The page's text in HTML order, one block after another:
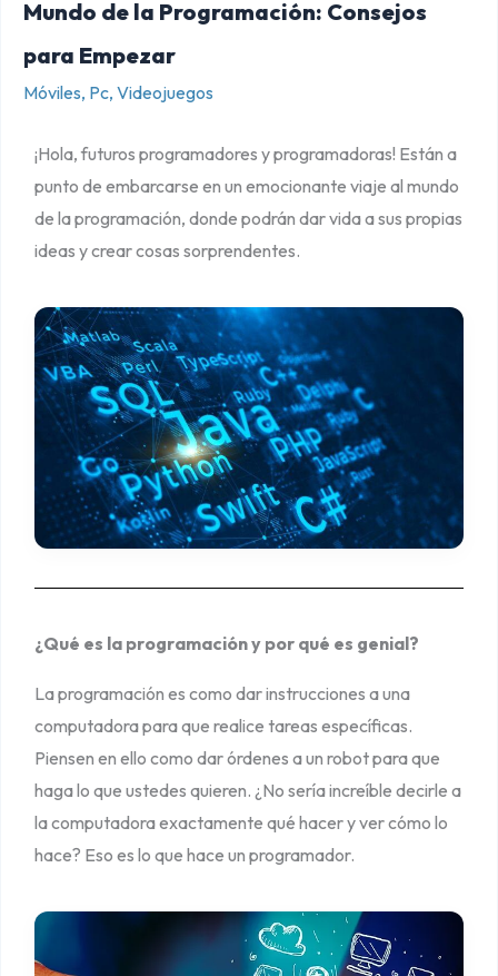
Mundo de la Programación: Consejos
para Empezar
Móviles, Pc, Videojuegos
¡Hola, futuros programadores y programadoras! Están a
punto de embarcarse en un emocionante viaje al mundo
de la programación, donde podrán dar vida a sus propias
ideas y crear cosas sorprendentes.
¿Qué es la programación y por qué es genial?
La programación es como dar instrucciones a una
computadora para que realice tareas específicas.
Piensen en ello como dar órdenes a un robot para que
haga lo que ustedes quieren. ¿No sería increíble decirle a
la computadora exactamente qué hacer y ver cómo lo
hace? Eso es lo que hace un programador.
P
o
m